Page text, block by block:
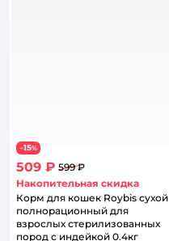
−15%
509 ₽ 599 ₽
Накопительная скидка
Корм для кошек Roybis сухой
полнорационный для
взрослых стерилизованных
пород с индейкой 0.4кг